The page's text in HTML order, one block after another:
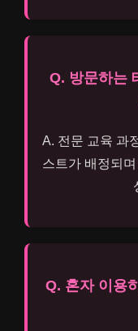
Q. 방문하는
A. 전문 교육 과
스트가 배정되
Q. 혼자 이용